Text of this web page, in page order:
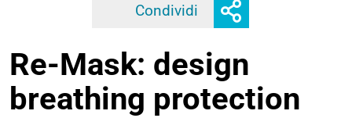
Condividi Facebook
di
condivisione
Re-Mask: design
breathing protection